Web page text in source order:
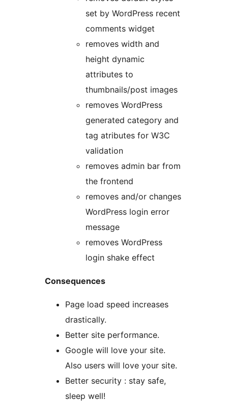
set by WordPress recent
comments widget
removes width and
height dynamic
attributes to
thumbnails/post images
removes WordPress
generated category and
tag atributes for W3C
validation
removes admin bar from
the frontend
removes and/or changes
WordPress login error
message
removes WordPress
login shake effect
Consequences
Page load speed increases
drastically.
Better site performance.
Google will love your site.
Also users will love your site.
Better security : stay safe,
sleep well!